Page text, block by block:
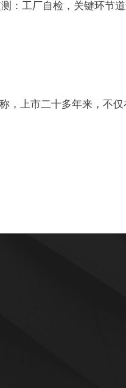
：工厂自检，关键环节
，上市二十多年来，不